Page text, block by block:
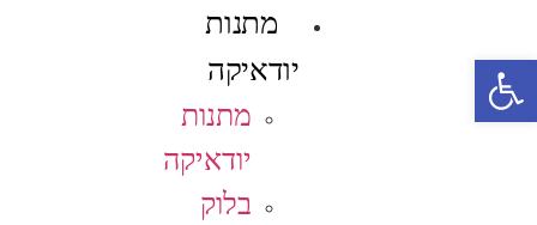
מתנות
יודאיקה
מתנות
יודאיקה
בלוק
פתח סרגל נגישות